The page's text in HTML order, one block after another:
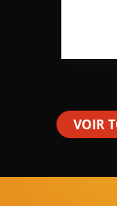
VOIR